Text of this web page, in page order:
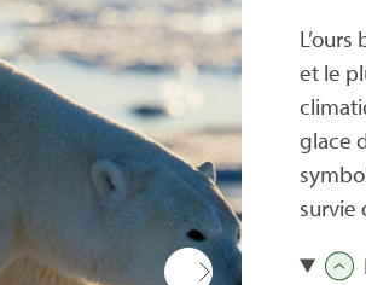
et le
glace
survie